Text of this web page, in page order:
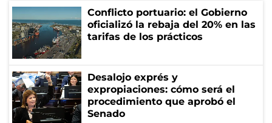
Conflicto portuario: el Gobierno
oficializó la rebaja del 20% en las
tarifas de los prácticos
Desalojo exprés y
expropiaciones: cómo será el
procedimiento que aprobó el
Senado